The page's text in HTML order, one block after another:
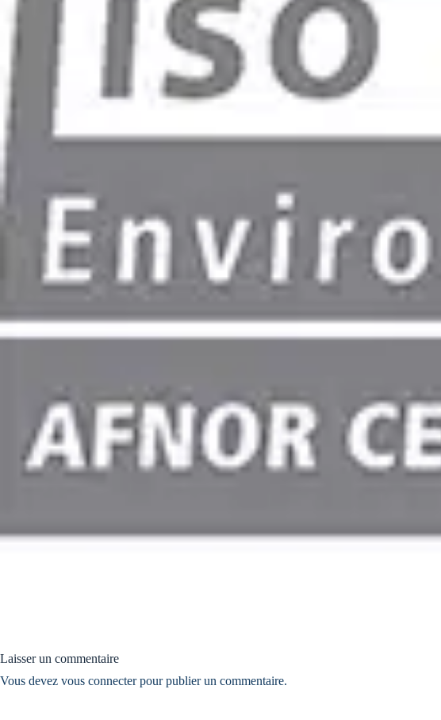
Laisser un commentaire
Vous devez vous connecterpour publier un commentaire.